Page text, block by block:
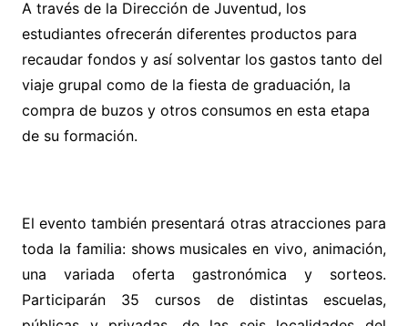
A través de la Dirección de Juventud, los
estudiantes ofrecerán diferentes productos para
recaudar fondos y así solventar los gastos tanto del
viaje grupal como de la fiesta de graduación, la
compra de buzos y otros consumos en esta etapa
de su formación.
El evento también presentará otras atracciones para
toda la familia: shows musicales en vivo, animación,
una variada oferta gastronómica y sorteos.
Participarán 35 cursos de distintas escuelas,